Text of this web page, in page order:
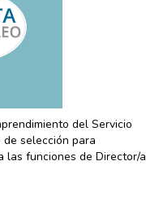
del Servicio
de selección para
las funciones de Director/a